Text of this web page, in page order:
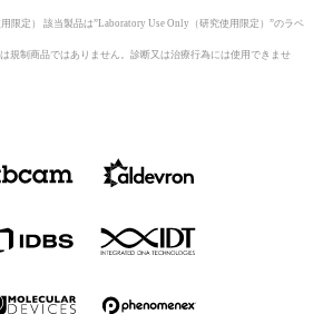
限定） 該当製品は”Laboratory Use Only（研究使用限定）”のラベ
規制商品ではありません。診断又は治療行為には使用できませ